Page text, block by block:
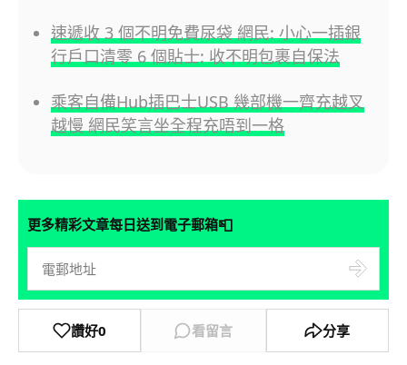
速遞收 3 個不明免費尿袋 網民: 小心一插銀
行戶口清零 6 個貼士: 收不明包裹自保法
乘客自備Hub插巴士USB 幾部機一齊充越叉
越慢 網民笑言坐全程充唔到一格
更多精彩文章每日送到電子郵箱📮
讚好0 看留言 分享